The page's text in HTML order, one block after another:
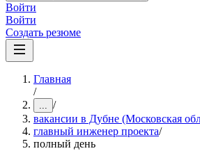
Войти
Войти
Создать резюме
Главная
/
... /
вакансии в Дубне (Московская
главный инженер проекта/
полный день